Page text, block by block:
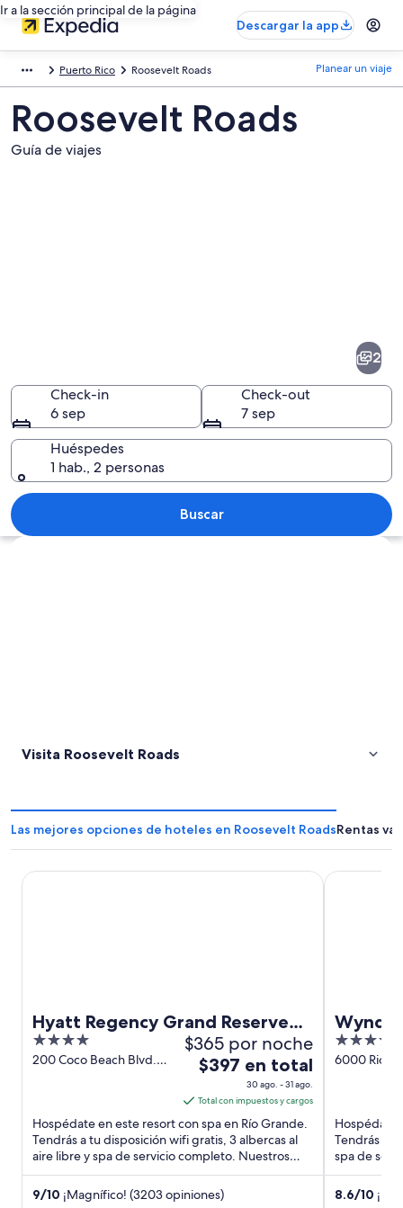
Ir a la sección principal de la página
Descargar la app
Puerto Rico Roosevelt Roads Planear un viaje
Roosevelt Roads
Guía de viajes
Vista aérea de una isla tropical con
2
Check-in
6 sep
Check-out
7 sep
Huéspedes
1 hab., 2 personas
Buscar
Explorar mapa
Visita Roosevelt Roads
Las mejores opciones de hoteles en Roosevelt RoadsRentas
Hyatt Regency Grand Reserve
Puerto Rico
4
out
200 Coco Beach Blvd.
$365 por noche
El
es
de
$397
en
total
por
$397 en total
30 ago. - 31 ago.
Total con impuestos y cargos
Hospédate en este resort con spa en Río Grande.
Tendrás a tu disposición wifi gratis, 3 albercas al
aire libre y spa de servicio completo. Nuestros
huéspedes ...
9/10 ¡Magnífico! (3203 opiniones)
Hyatt Regency Grand Reserve Puerto Rico
Resort
5
out
6000 Rio
Hospédate
Tendrás a
spa de
Nuestros
8.6/10
Wyndham